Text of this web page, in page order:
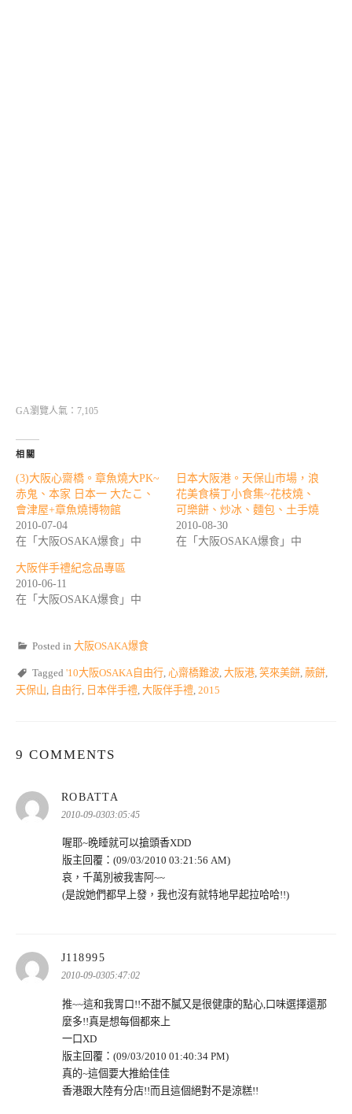
GA瀏覽人氣：7,105
相關
(3)大阪心齋橋。章魚燒大PK~
赤鬼、本家 日本一 大たこ、
會津屋+章魚燒博物館
2010-07-04
在「大阪OSAKA爆食」中
日本大阪港。天保山市場，浪
花美食橫丁小食集~花枝燒、
可樂餅、炒冰、麵包、土手燒
2010-08-30
在「大阪OSAKA爆食」中
大阪伴手禮紀念品專區
2010-06-11
在「大阪OSAKA爆食」中
Posted in 大阪OSAKA爆食
Tagged '10大阪OSAKA自由行 心齋橋難波 大阪港 笑來美餅 蕨餅
天保山
自由行 日本伴手禮 大阪伴手禮 2015
9 COMMENTS
ROBATTA
示:
2010-09-0303:05:45
喔耶~晚睡就可以搶頭香XDD
版主回覆：(09/03/2010 03:21:56 AM)
哀，千萬別被我害阿~~
(是說她們都早上發，我也沒有就特地早起拉哈哈!!)
J118995
示:
2010-09-0305:47:02
推~~這和我胃口!!不甜不膩又是很健康的點心,口味選擇還那
麼多!!真是想每個都來上
一口XD
版主回覆：(09/03/2010 01:40:34 PM)
真的~這個要大推給佳佳
香港跟大陸有分店!!而且這個絕對不是涼糕!!